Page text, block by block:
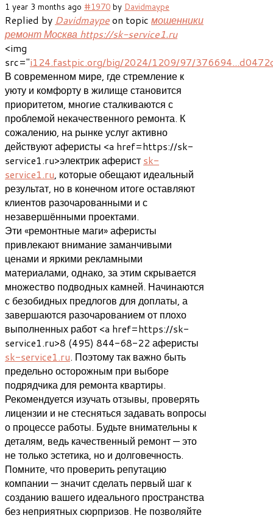
1 year 3 months ago #1970 by Davidmaype
Replied by Davidmaypeon topic мошенники
ремонт Москва https://sk-service1.ru
<img
src="i124.fastpic.org/big/2024/1209/97/
В современном мире, где стремление к
уюту и комфорту в жилище становится
приоритетом, многие сталкиваются с
проблемой некачественного ремонта. К
сожалению, на рынке услуг активно
действуют аферисты <a href=https://sk-
service1.ru>электрик аферист sk-
service1.ru, которые обещают идеальный
результат, но в конечном итоге оставляют
клиентов разочарованными и с
незавершёнными проектами.
Эти «ремонтные маги» аферисты
привлекают внимание заманчивыми
ценами и яркими рекламными
материалами, однако, за этим скрывается
множество подводных камней. Начинаются
с безобидных предлогов для доплаты, а
завершаются разочарованием от плохо
выполненных работ <a href=https://sk-
service1.ru>8 (495) 844-68-22 аферисты
sk-service1.ru. Поэтому так важно быть
предельно осторожным при выборе
подрядчика для ремонта квартиры.
Рекомендуется изучать отзывы, проверять
лицензии и не стесняться задавать вопросы
о процессе работы. Будьте внимательны к
деталям, ведь качественный ремонт — это
не только эстетика, но и долговечность.
Помните, что проверить репутацию
компании — значит сделать первый шаг к
созданию вашего идеального пространства
без неприятных сюрпризов. Не позволяйте